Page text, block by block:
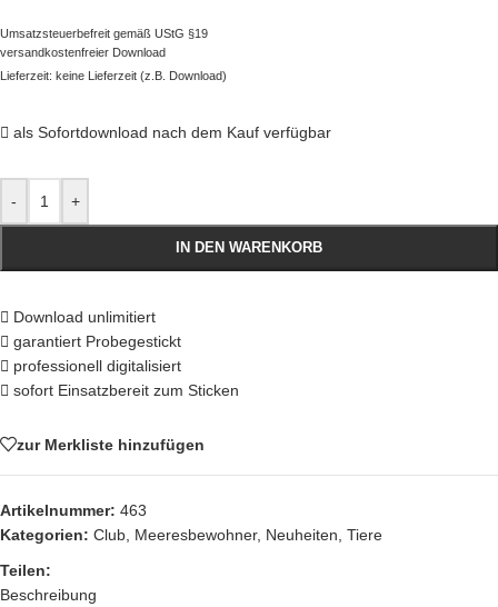
Umsatzsteuerbefreit gemäß UStG §19
versandkostenfreier Download
Lieferzeit: keine Lieferzeit (z.B. Download)
als Sofortdownload nach dem Kauf verfügbar
- +
IN DEN WARENKORB
Download unlimitiert
garantiert Probegestickt
professionell digitalisiert
sofort Einsatzbereit zum Sticken
zur Merkliste hinzufügen
Artikelnummer: 463
Kategorien: Club Meeresbewohner, Neuheiten Tiere
Teilen:
Beschreibung